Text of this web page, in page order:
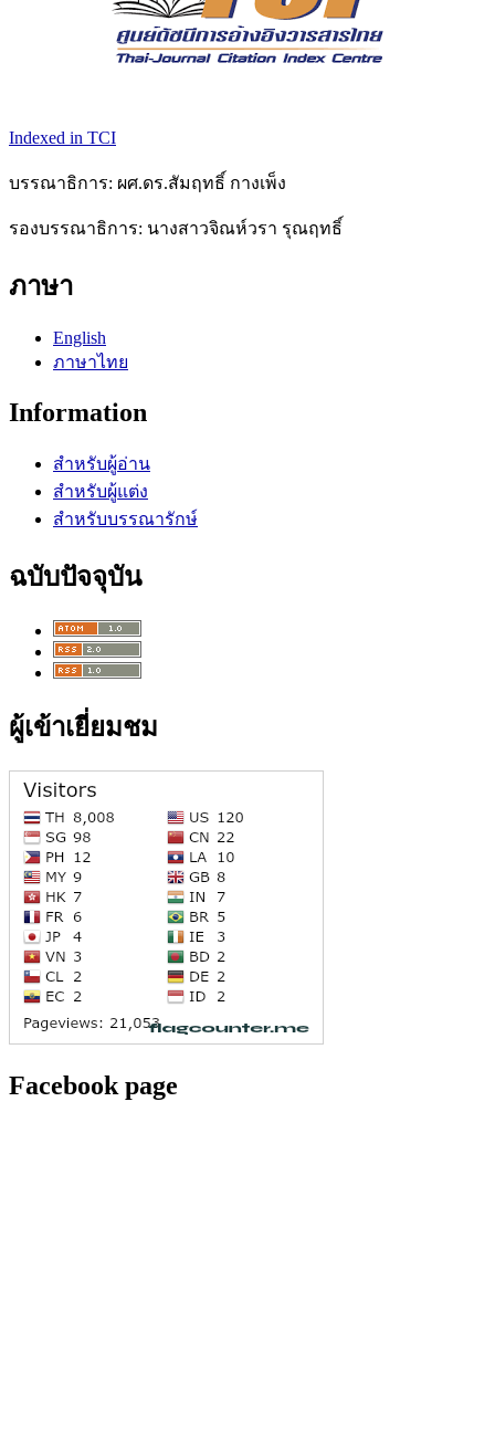
Indexed in TCI
บรรณาธิการ: ผศ.ดร.สัมฤทธิ์ กางเพ็ง
รองบรรณาธิการ: นางสาวจิณห์วรา รุณฤทธิ์
ภาษา
English
ภาษาไทย
Information
สำหรับผู้อ่าน
สำหรับผู้แต่ง
สำหรับบรรณารักษ์
ฉบับปัจจุบัน
ผู้เข้าเยี่ยมชม
Facebook page